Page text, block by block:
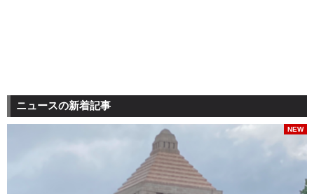
ニュースの新着記事
NEW